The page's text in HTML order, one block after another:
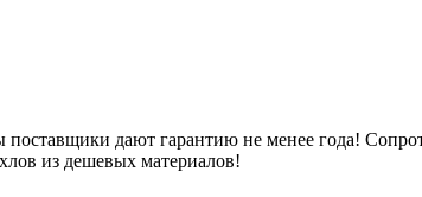
дают гарантию не менее года!
из дешевых материалов!